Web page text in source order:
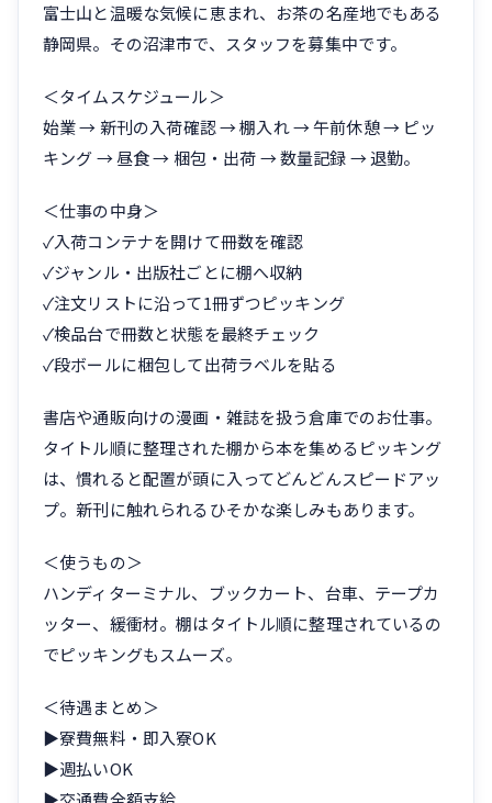
富士山と温暖な気候に恵まれ、お茶の名産地でもある
静岡県。その沼津市で、スタッフを募集中です。
＜タイムスケジュール＞
始業 → 新刊の入荷確認 → 棚入れ → 午前休憩 → ピッ
キング → 昼食 → 梱包・出荷 → 数量記録 → 退勤。
＜仕事の中身＞
✓入荷コンテナを開けて冊数を確認
✓ジャンル・出版社ごとに棚へ収納
✓注文リストに沿って1冊ずつピッキング
✓検品台で冊数と状態を最終チェック
✓段ボールに梱包して出荷ラベルを貼る
書店や通販向けの漫画・雑誌を扱う倉庫でのお仕事。
タイトル順に整理された棚から本を集めるピッキング
は、慣れると配置が頭に入ってどんどんスピードアッ
プ。新刊に触れられるひそかな楽しみもあります。
＜使うもの＞
ハンディターミナル、ブックカート、台車、テープカ
ッター、緩衝材。棚はタイトル順に整理されているの
でピッキングもスムーズ。
＜待遇まとめ＞
▶寮費無料・即入寮OK
▶週払いOK